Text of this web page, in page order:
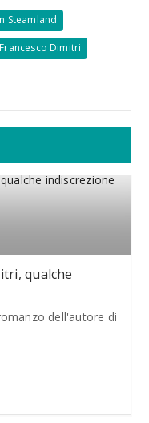
Steamland
Francesco Dimitri
qualche
dell'autore di